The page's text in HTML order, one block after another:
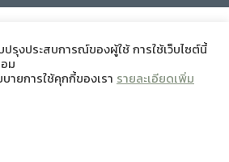
ปรุงประสบการณ์ของผู้ใช้ การใช้เว็บไซต์นี้
ม
ายการใช้คุกกี้ของเรา รายละเอียดเพิ่ม